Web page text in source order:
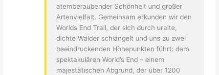
atemberaubender Schönheit und großer
Artenvielfalt. Gemeinsam erkunden wir den
Worlds End Trail, der sich durch uralte,
dichte Wälder schlängelt und uns zu zwei
beeindruckenden Höhepunkten führt: dem
spektakulären World’s End – einem
majestätischen Abgrund, der über 1200